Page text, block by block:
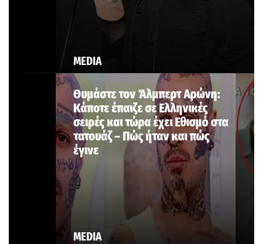
MEDIA
MEDIA
Θυμάστε τον Άλμπερτ Αρώνη:
Κάποτε έπαιζε σε Ελληνικές
σειρές και τώρα έχει Εθισμό στα
τατουάζ – Πώς ήταν και πώς
έγινε